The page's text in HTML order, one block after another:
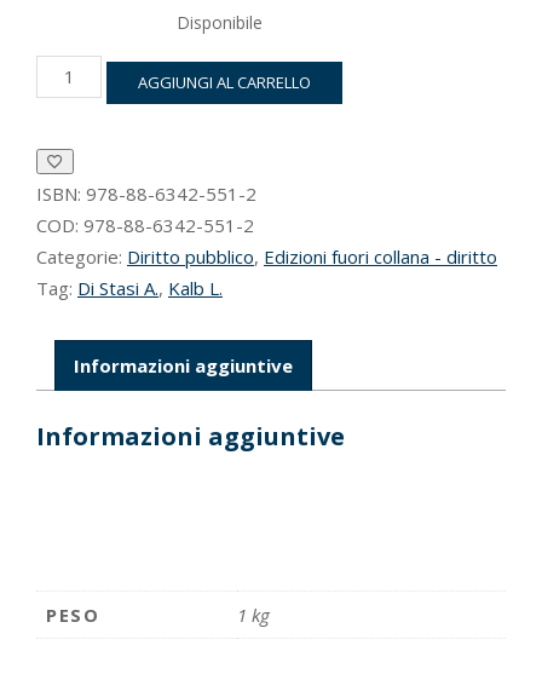
Disponibile
gestione
migratori
tra
esigenze
ordine
pubblico,
interna
integrazione
europea
quantità
AGGIUNGI AL CARRELLO
ISBN: 978-88-6342-551-2
COD: 978-88-6342-551-2
Categorie: Diritto pubblico, Edizioni fuori collana - diritto
Tag: Di Stasi A., Kalb L.
Informazioni aggiuntive
Informazioni aggiuntive
PESO 1 kg